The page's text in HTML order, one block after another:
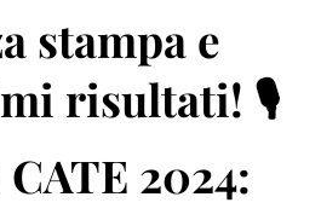
stampa e
risultati! 🎙️
2024: